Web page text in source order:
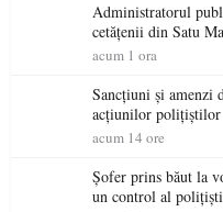
Administratorul
cetățenii din Satu
acum 1 ora
Sancțiuni și amenzi
acțiunilor polițiștilor
acum 14 ore
Șofer prins băut la
un control al